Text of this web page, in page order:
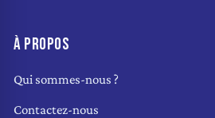
À PROPOS
Qui sommes-nous ?
Contactez-nous